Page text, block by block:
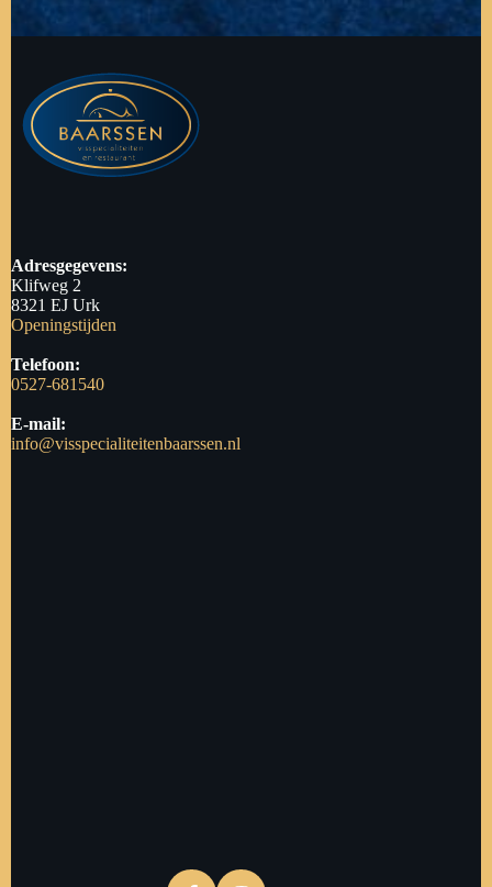
Adresgegevens:
Klifweg 2
8321 EJ Urk
Openingstijden
Telefoon:
0527-681540
E-mail:
info@visspecialiteitenbaarssen.nl